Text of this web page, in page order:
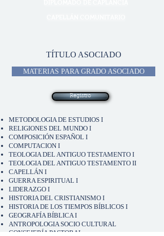
TÍTULO ASOCIADO
MATERIAS PARA GRADO ASOCIADO
Registro
METODOLOGIA DE ESTUDIOS I
RELIGIONES DEL MUNDO I
COMPOSICIÓN ESPAÑOL I
COMPUTACION I
TEOLOGIA DEL ANTIGUO TESTAMENTO I
TEOLOGIA DEL ANTIGUO TESTAMENTO II
CAPELLÁN I
GUERRA ESPIRITUAL I
LIDERAZGO I
HISTORIA DEL CRISTIANISMO I
HISTORIA DE LOS TIEMPOS BÍBLICOS I
GEOGRAFÍA BÍBLICA I
ANTROPOLOGIA SOCIO CULTURAL
CONSEJERÍA PASTORAL